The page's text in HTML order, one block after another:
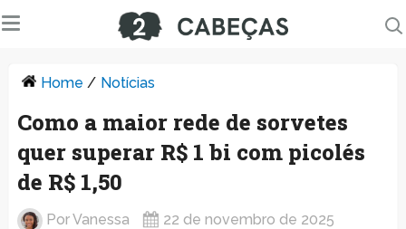
Home / Notícias
Como a maior rede de sorvetes
quer superar R$ 1 bi com picolés
de R$ 1,50
PorVanessa 22 de novembro de 2025